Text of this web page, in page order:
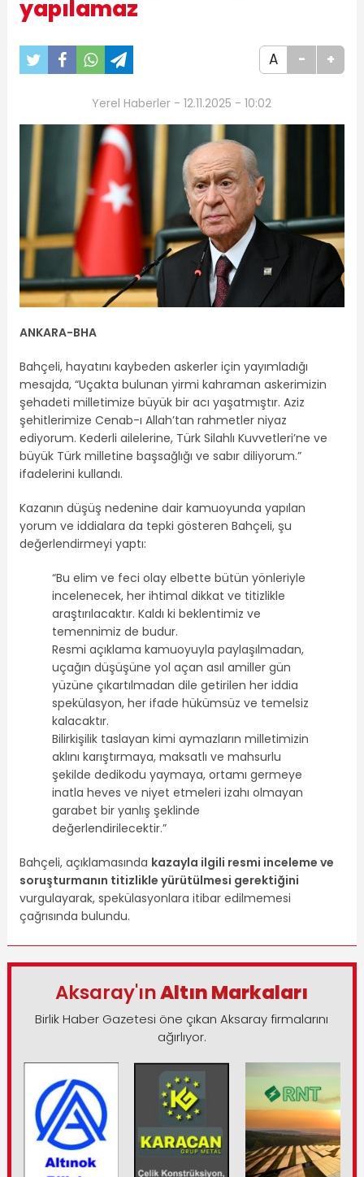
yapılamaz
A - +
Yerel Haberler - 12.11.2025 - 10:02
ANKARA-BHA
Bahçeli, hayatını kaybeden askerler için yayımladığı
mesajda, “Uçakta bulunan yirmi kahraman askerimizin
şehadeti milletimize büyük bir acı yaşatmıştır. Aziz
şehitlerimize Cenab-ı Allah’tan rahmetler niyaz
ediyorum. Kederli ailelerine, Türk Silahlı Kuvvetleri’ne ve
büyük Türk milletine başsağlığı ve sabır diliyorum.”
ifadelerini kullandı.
Kazanın düşüş nedenine dair kamuoyunda yapılan
yorum ve iddialara da tepki gösteren Bahçeli, şu
değerlendirmeyi yaptı:
“Bu elim ve feci olay elbette bütün yönleriyle
incelenecek, her ihtimal dikkat ve titizlikle
araştırılacaktır. Kaldı ki beklentimiz ve
temennimiz de budur.
Resmi açıklama kamuoyuyla paylaşılmadan,
uçağın düşüşüne yol açan asıl amiller gün
yüzüne çıkartılmadan dile getirilen her iddia
spekülasyon, her ifade hükümsüz ve temelsiz
kalacaktır.
Bilirkişilik taslayan kimi aymazların milletimizin
aklını karıştırmaya, maksatlı ve mahsurlu
şekilde dedikodu yaymaya, ortamı germeye
inatla heves ve niyet etmeleri izahı olmayan
garabet bir yanlış şeklinde
değerlendirilecektir.”
Bahçeli, açıklamasında kazayla ilgili resmi inceleme ve
soruşturmanın titizlikle yürütülmesi gerektiğini
vurgulayarak, spekülasyonlara itibar edilmemesi
çağrısında bulundu.
Aksaray'ınAltın Markaları
Birlik Haber Gazetesi öne çıkan Aksaray firmalarını
ağırlıyor.